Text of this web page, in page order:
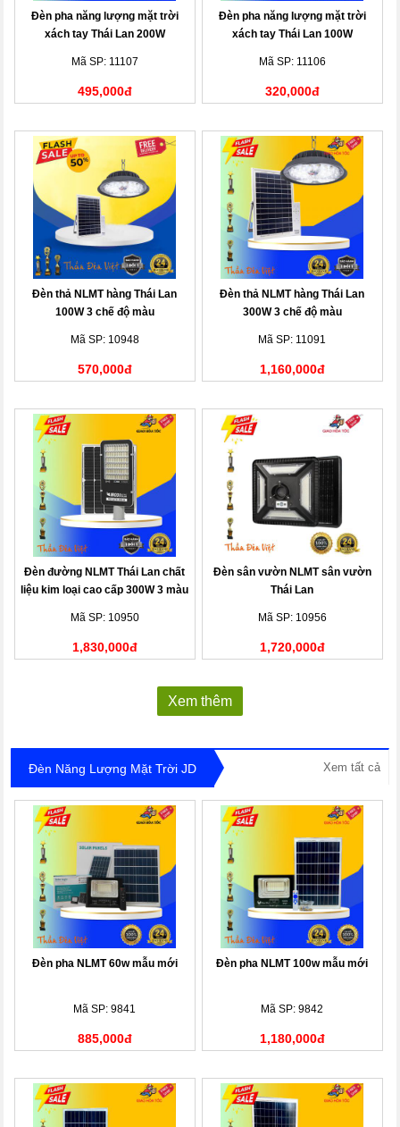
Đèn pha năng lượng mặt trời
xách tay Thái Lan 200W
Mã SP: 11107
495,000đ
Đèn pha năng lượng mặt trời
xách tay Thái Lan 100W
Mã SP: 11106
320,000đ
Đèn thả NLMT hàng Thái Lan
100W 3 chế độ màu
Mã SP: 10948
570,000đ
Đèn thả NLMT hàng Thái Lan
300W 3 chế độ màu
Mã SP: 11091
1,160,000đ
Đèn đường NLMT Thái Lan chất
liệu kim loại cao cấp 300W 3 màu
Mã SP: 10950
1,830,000đ
Đèn sân vườn NLMT sân vườn
Thái Lan
Mã SP: 10956
1,720,000đ
Xem thêm
Đèn Năng Lượng Mặt Trời JD Xem tất cả
Đèn pha NLMT 60w mẫu mới
Mã SP: 9841
885,000đ
Đèn pha NLMT 100w mẫu mới
Mã SP: 9842
1,180,000đ